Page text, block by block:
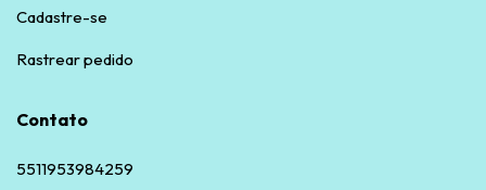
Cadastre-se
Rastrear pedido
Contato
5511953984259